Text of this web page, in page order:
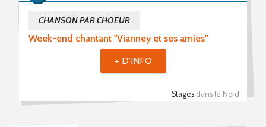
Week-end chantant "Vianney et ses amies"
CHANSON PAR CHOEUR
Stages dans le Nord
+ D'INFO